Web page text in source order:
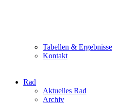
Tabellen & Ergebnisse
Kontakt
Rad
Aktuelles Rad
Archiv